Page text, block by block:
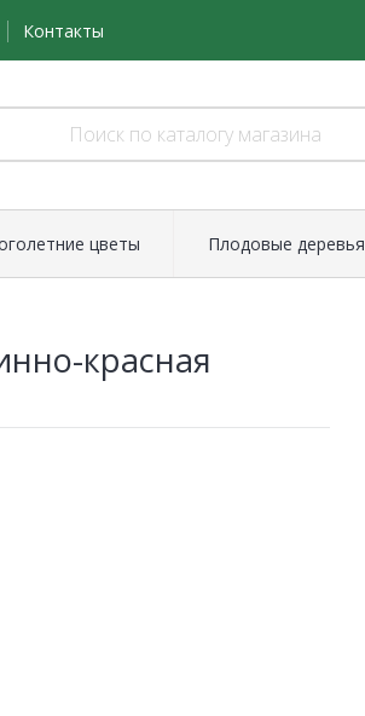
Контакты
цветы Плодовые деревья
красная